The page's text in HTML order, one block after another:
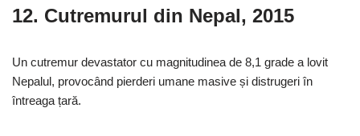
12. Cutremurul din Nepal, 2015
Un cutremur devastator cu magnitudinea de 8,1 grade a lovit
Nepalul, provocând pierderi umane masive și distrugeri în
întreaga țară.